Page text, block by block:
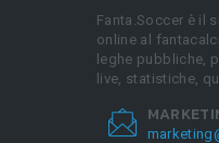
Fanta.Soccer è il
online al
leghe pubbliche,
live, statistiche,